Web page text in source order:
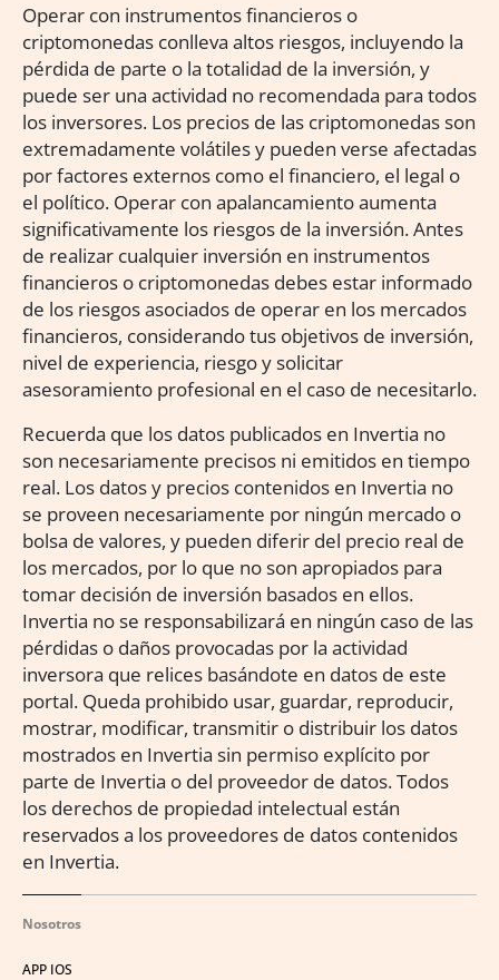
Operar con instrumentos financieros o
criptomonedas conlleva altos riesgos, incluyendo la
pérdida de parte o la totalidad de la inversión, y
puede ser una actividad no recomendada para todos
los inversores. Los precios de las criptomonedas son
extremadamente volátiles y pueden verse afectadas
por factores externos como el financiero, el legal o
el político. Operar con apalancamiento aumenta
significativamente los riesgos de la inversión. Antes
de realizar cualquier inversión en instrumentos
financieros o criptomonedas debes estar informado
de los riesgos asociados de operar en los mercados
financieros, considerando tus objetivos de inversión,
nivel de experiencia, riesgo y solicitar
asesoramiento profesional en el caso de necesitarlo.
Recuerda que los datos publicados en Invertia no
son necesariamente precisos ni emitidos en tiempo
real. Los datos y precios contenidos en Invertia no
se proveen necesariamente por ningún mercado o
bolsa de valores, y pueden diferir del precio real de
los mercados, por lo que no son apropiados para
tomar decisión de inversión basados en ellos.
Invertia no se responsabilizará en ningún caso de las
pérdidas o daños provocadas por la actividad
inversora que relices basándote en datos de este
portal. Queda prohibido usar, guardar, reproducir,
mostrar, modificar, transmitir o distribuir los datos
mostrados en Invertia sin permiso explícito por
parte de Invertia o del proveedor de datos. Todos
los derechos de propiedad intelectual están
reservados a los proveedores de datos contenidos
en Invertia.
Nosotros
APP IOS